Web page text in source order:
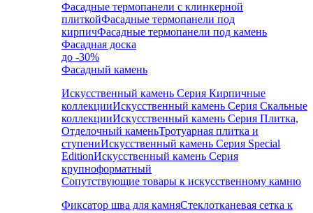
Фасадные термопанели с клинкерной
плиткойФасадные термопанели под
кирпичФасадные термопанели под камень
Фасадная доска
до -30%
Фасадный камень
Искусственный камень Серия Кирпичные
коллекцииИскусственный камень Серия Скальные
коллекцииИскусственный камень Серия Плитка,
Отделочный каменьТротуарная плитка и
ступениИскусственный камень Серия Special
EditionИскусственный камень Серия
крупноформатный
Сопутствующие товары к искусственному камню
Фиксатор шва для камняСтеклотканевая сетка к